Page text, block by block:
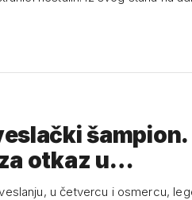
otkaz u…
u četvercu i osmercu,